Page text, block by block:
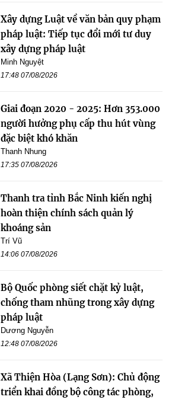
Xây dựng Luật về văn bản quy phạm
pháp luật: Tiếp tục đổi mới tư duy
xây dựng pháp luật
Minh Nguyệt
17:48 07/08/2026
Giai đoạn 2020 - 2025: Hơn 353.000
người hưởng phụ cấp thu hút vùng
đặc biệt khó khăn
Thanh Nhung
17:35 07/08/2026
Thanh tra tỉnh Bắc Ninh kiến nghị
hoàn thiện chính sách quản lý
khoáng sản
Trí Vũ
14:06 07/08/2026
Bộ Quốc phòng siết chặt kỷ luật,
chống tham nhũng trong xây dựng
pháp luật
Dương Nguyễn
12:48 07/08/2026
Xã Thiện Hòa (Lạng Sơn): Chủ động
triển khai đồng bộ công tác phòng,